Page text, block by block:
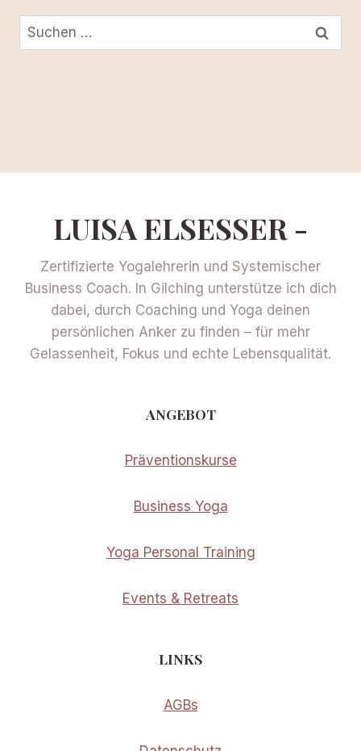
Suchen
nach:
LUISA ELSESSER -
Zertifizierte Yogalehrerin und Systemischer
Business Coach. In Gilching unterstütze ich dich
dabei, durch Coaching und Yoga deinen
persönlichen Anker zu finden – für mehr
Gelassenheit, Fokus und echte Lebensqualität.
ANGEBOT
Präventionskurse
Business Yoga
Yoga Personal Training
Events & Retreats
LINKS
AGBs